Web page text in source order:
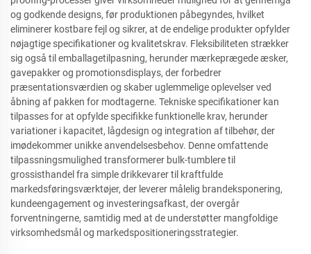
og godkende designs, før produktionen påbegyndes, hvilket
eliminerer kostbare fejl og sikrer, at de endelige produkter opfylder
nøjagtige specifikationer og kvalitetskrav. Fleksibiliteten strækker
sig også til emballagetilpasning, herunder mærkeprægede æsker,
gavepakker og promotionsdisplays, der forbedrer
præsentationsværdien og skaber uglemmelige oplevelser ved
åbning af pakken for modtagerne. Tekniske specifikationer kan
tilpasses for at opfylde specifikke funktionelle krav, herunder
variationer i kapacitet, lågdesign og integration af tilbehør, der
imødekommer unikke anvendelsesbehov. Denne omfattende
tilpassningsmulighed transformerer bulk-tumblere til
grossisthandel fra simple drikkevarer til kraftfulde
markedsføringsværktøjer, der leverer målelig brandeksponering,
kundeengagement og investeringsafkast, der overgår
forventningerne, samtidig med at de understøtter mangfoldige
virksomhedsmål og markedspositioneringsstrategier.